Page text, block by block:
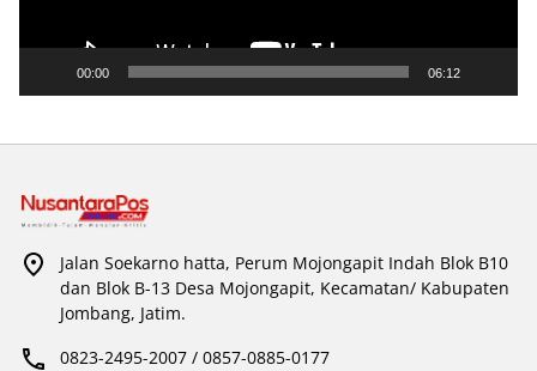
00:00 06:12
Jalan Soekarno hatta, Perum Mojongapit Indah Blok B10
dan Blok B-13 Desa Mojongapit, Kecamatan/ Kabupaten
Jombang, Jatim.
0823-2495-2007 / 0857-0885-0177